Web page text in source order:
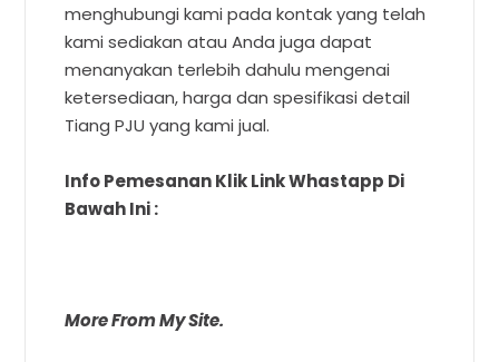
menghubungi kami pada kontak yang telah
kami sediakan atau Anda juga dapat
menanyakan terlebih dahulu mengenai
ketersediaan, harga dan spesifikasi detail
Tiang PJU yang kami jual.
Info Pemesanan Klik Link Whastapp Di
Bawah Ini :
More From My Site.